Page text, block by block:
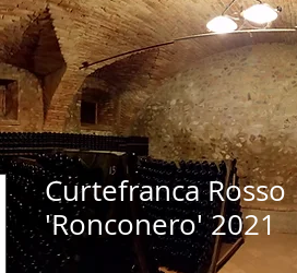
Curtefranca Rosso
'Ronconero' 2021